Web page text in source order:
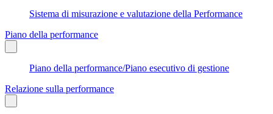
Sistema di misurazione e valutazione della Performance
Piano della performance
Piano della performance/Piano esecutivo di gestione
Relazione sulla performance